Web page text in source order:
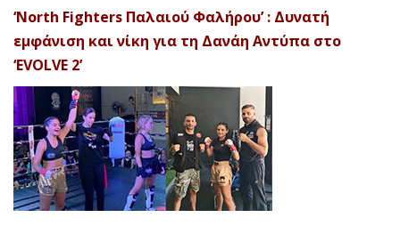
‘North Fighters Παλαιού Φαλήρου’ : Δυνατή
εμφάνιση και νίκη για τη Δανάη Αντύπα στο
‘EVOLVE 2’